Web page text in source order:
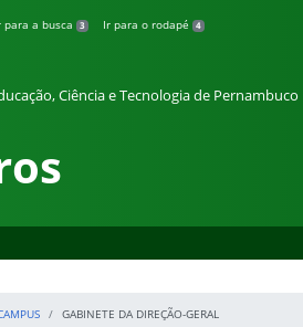
para a busca 3 Ir para o rodapé 4
Ciência e Tecnologia de Pernambuco
GABINETE DA DIREÇÃO-GERAL